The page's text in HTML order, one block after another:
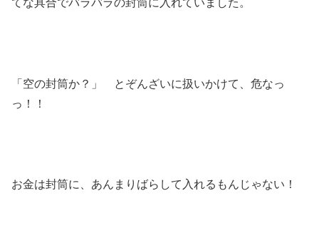
てな具合でバラバラの封筒に入れていました。
「空の封筒か？」 とぞんざいに扱いかけて、危なっ
っ！！
お金は封筒に、あんまりばらして入れるもんじゃない！